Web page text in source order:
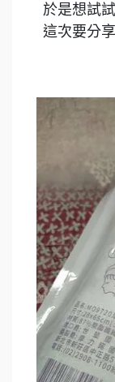
於是想試
這次要分